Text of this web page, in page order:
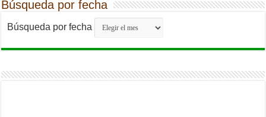
Búsqueda por fecha
Búsqueda por fecha